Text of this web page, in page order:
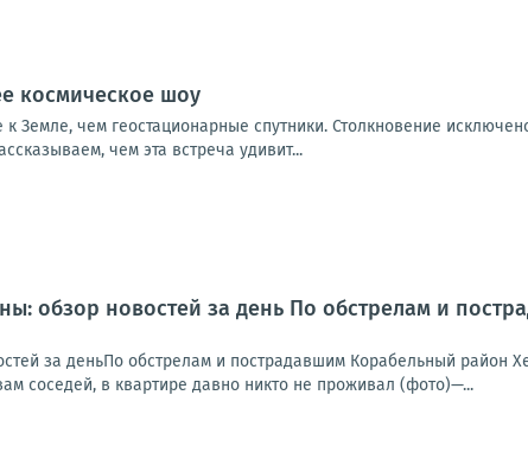
космическое шоу
чем геостационарные спутники. Столкновение
чем эта встреча удивит...
обзор новостей за день По обстрелам и
за деньПо обстрелам и пострадавшим Корабельный район
соседей, в квартире давно никто не проживал (фото)—...